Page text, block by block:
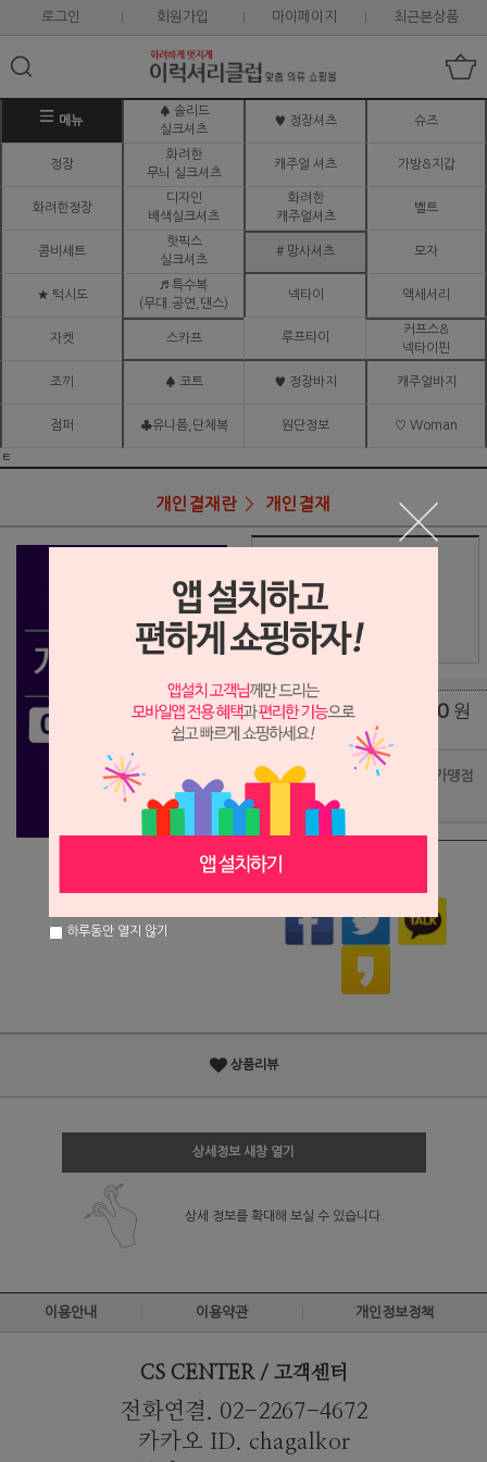
로그인 회원가입 마이페이지 최근본상품
메뉴
♠ 솔리드
실크셔츠
♥ 정장셔츠 슈즈
정장
화려한
무늬 실크셔츠
캐주얼 셔츠 가방&지갑
화려한정장
디자인
배색실크셔츠
화려한
캐주얼셔츠
벨트
콤비세트
핫픽스
실크셔츠
# 망사셔츠 모자
★ 턱시도
♬ 특수복
(무대.공연,댄스)
넥타이 액세서리
자켓 스카프 루프타이
커프스&
넥타이핀
조끼 ♠ 코트 ♥ 정장바지 캐주얼바지
점퍼 ♣유니폼,단체복 원단정보 ♡ Woman
ㅌ
개인결재란 개인결재
상품가 22,900
배송비 (조건)
총 상품 금액 0 원
포인트사용 가맹점
상품리뷰
상세정보 새창 열기
상세 정보를 확대해 보실 수 있습니다.
이용안내 이용약관 개인정보정책
CS CENTER / 고객센터
전화연결. 02-2267-4672
카카오 ID. chagalkor
하루동안 열지 않기